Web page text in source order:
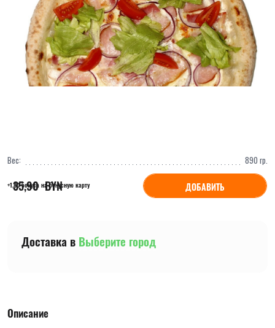
Вес: 890 гр.
35,90
  BYN
+1,80 бонуса на бонусную карту ДОБАВИТЬ
Доставка в Выберите город
Описание